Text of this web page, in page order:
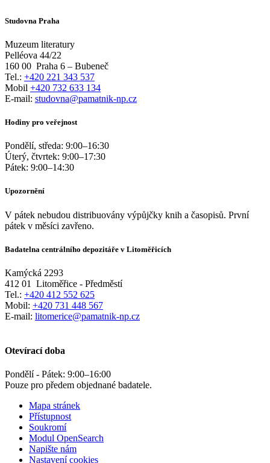
Studovna Praha
Muzeum literatury
Pelléova 44/22
160 00 Praha 6 – Bubeneč
Tel.: +420 221 343 537
Mobil +420 732 633 134
E-mail: studovna@pamatnik-np.cz
Hodiny pro veřejnost
Pondělí, středa: 9:00–16:30
Úterý, čtvrtek: 9:00–17:30
Pátek: 9:00–14:30
Upozornění
V pátek nebudou distribuovány výpůjčky knih a časopisů. První
pátek v měsíci zavřeno.
Badatelna centrálního depozitáře v Litoměřicích
Kamýcká 2293
412 01
Litoměřice - Předměstí
Tel.: +420 412 552 625
Mobil: +420 731 448 567
E-mail: litomerice@pamatnik-np.cz
Otevírací doba
Pondělí - Pátek: 9:00–16:00
Pouze pro předem objednané badatele.
Mapa stránek
Přístupnost
Soukromí
Modul OpenSearch
Napište nám
Nastavení cookies